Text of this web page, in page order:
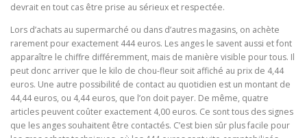
devrait en tout cas être prise au sérieux et respectée.
Lors d’achats au supermarché ou dans d’autres magasins, on achète
rarement pour exactement 444 euros. Les anges le savent aussi et font
apparaître le chiffre différemment, mais de manière visible pour tous. Il
peut donc arriver que le kilo de chou-fleur soit affiché au prix de 4,44
euros. Une autre possibilité de contact au quotidien est un montant de
44,44 euros, ou 4,44 euros, que l’on doit payer. De même, quatre
articles peuvent coûter exactement 4,00 euros. Ce sont tous des signes
que les anges souhaitent être contactés. C’est bien sûr plus facile pour